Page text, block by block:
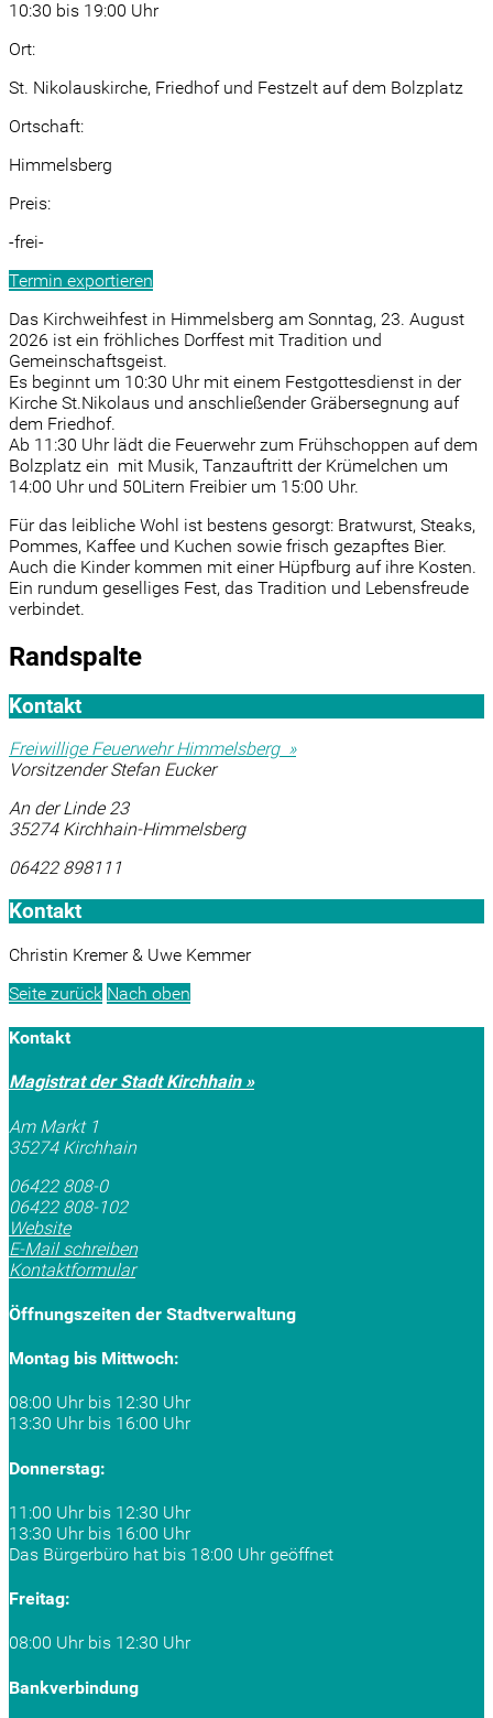
10:30 bis 19:00 Uhr
Ort:
St. Nikolauskirche, Friedhof und Festzelt auf dem Bolzplatz
Ortschaft:
Himmelsberg
Preis:
-frei-
Termin exportieren
Das Kirchweihfest in Himmelsberg am Sonntag, 23. August
2026 ist ein fröhliches Dorffest mit Tradition und
Gemeinschaftsgeist.
Es beginnt um 10:30 Uhr mit einem Festgottesdienst in der
Kirche St.Nikolaus und anschließender Gräbersegnung auf
dem Friedhof.
Ab 11:30 Uhr lädt die Feuerwehr zum Frühschoppen auf dem
Bolzplatz ein mit Musik, Tanzauftritt der Krümelchen um
14:00 Uhr und 50Litern Freibier um 15:00 Uhr.
Für das leibliche Wohl ist bestens gesorgt: Bratwurst, Steaks,
Pommes, Kaffee und Kuchen sowie frisch gezapftes Bier.
Auch die Kinder kommen mit einer Hüpfburg auf ihre Kosten.
Ein rundum geselliges Fest, das Tradition und Lebensfreude
verbindet.
Randspalte
Kontakt
Freiwillige Feuerwehr Himmelsberg »
Vorsitzender Stefan Eucker
An der Linde 23
35274 Kirchhain-Himmelsberg
06422 898111
Kontakt
Christin Kremer & Uwe Kemmer
Seite zurück Nach oben
Kontakt
Magistrat der Stadt Kirchhain »
Am Markt 1
35274 Kirchhain
06422 808-0
06422 808-102
Website
E-Mail schreiben
Kontaktformular
Öffnungszeiten der Stadtverwaltung
Montag bis Mittwoch:
08:00 Uhr bis 12:30 Uhr
13:30 Uhr bis 16:00 Uhr
Donnerstag:
11:00 Uhr bis 12:30 Uhr
13:30 Uhr bis 16:00 Uhr
Das Bürgerbüro hat bis 18:00 Uhr geöffnet
Freitag:
08:00 Uhr bis 12:30 Uhr
Bankverbindung